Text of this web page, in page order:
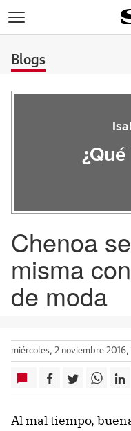
Blogs
Chenoa
misma
de moda
miércoles, 2 noviembre 2016,
Al mal tiempo,